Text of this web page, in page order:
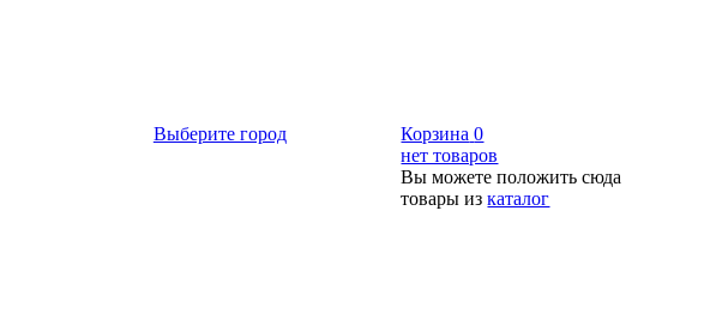
Выберите город Корзина 0
нет товаров
Вы можете положить сюда
товары изкаталог